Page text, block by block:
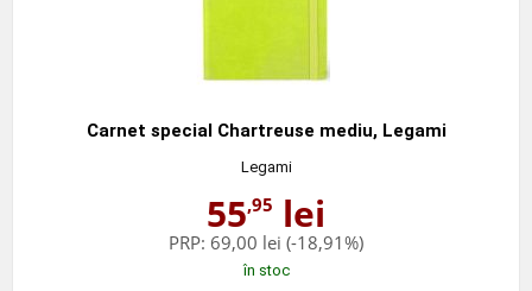
Carnet special Chartreuse mediu, Legami
Legami
55,95 lei
PRP: 69,00 lei (-18,91%)
în stoc